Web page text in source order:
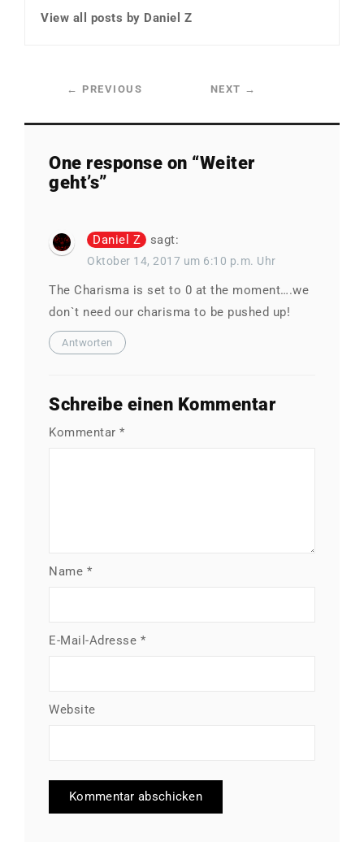
View all posts by Daniel Z
← PREVIOUS NEXT →
One response on “Weiter
geht’s”
Daniel Z sagt:
Oktober 14, 2017 um 6:10 p.m. Uhr
The Charisma is set to 0 at the moment….we
don`t need our charisma to be pushed up!
Antworten
Schreibe einen Kommentar
Kommentar *
Name *
E-Mail-Adresse *
Website